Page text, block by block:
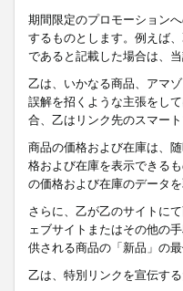
期間限定のプロモーション
するものとします。例えば
であると記載した場合は、
乙は、いかなる商品、アマ
誤解を招くような主張をし
合、乙はリンク先のスマー
商品の価格および在庫は、
格および在庫を表示できる
の価格および在庫のデータを
さらに、乙が乙のサイトに
ェブサイトまたはその他の
供される商品の「新品」の
乙は、特別リンクを宣伝す